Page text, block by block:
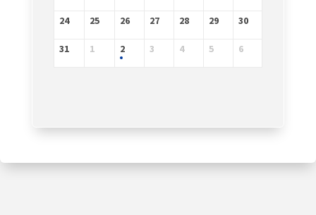
24 25 26 27 28 29 30
31 1 2 3 4 5 6